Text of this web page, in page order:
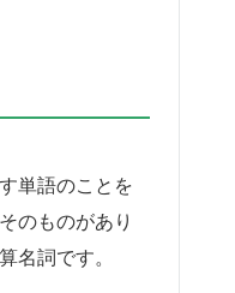
単語のことを
のものがあり
名詞です。